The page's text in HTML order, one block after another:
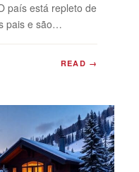
país está repleto de
pais e são
você queira pistas
READ →